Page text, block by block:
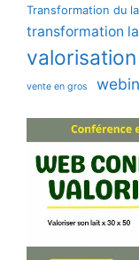
Transformation du
transformation
vente en gros